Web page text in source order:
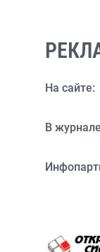
На сайте:
В